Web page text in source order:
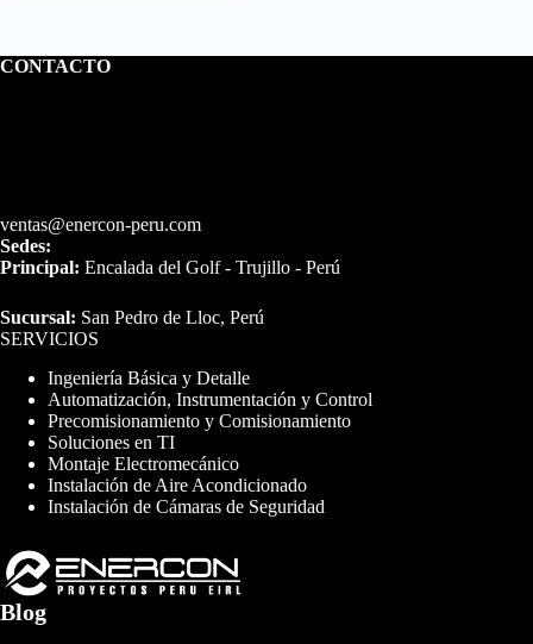
CONTACTO
ventas@enercon-peru.com
Sedes:
Principal: Encalada del Golf - Trujillo - Perú
Sucursal: San Pedro de Lloc, Perú
SERVICIOS
Ingeniería Básica y Detalle
Automatización, Instrumentación y Control
Precomisionamiento y Comisionamiento
Soluciones en TI
Montaje Electromecánico
Instalación de Aire Acondicionado
Instalación de Cámaras de Seguridad
Blog